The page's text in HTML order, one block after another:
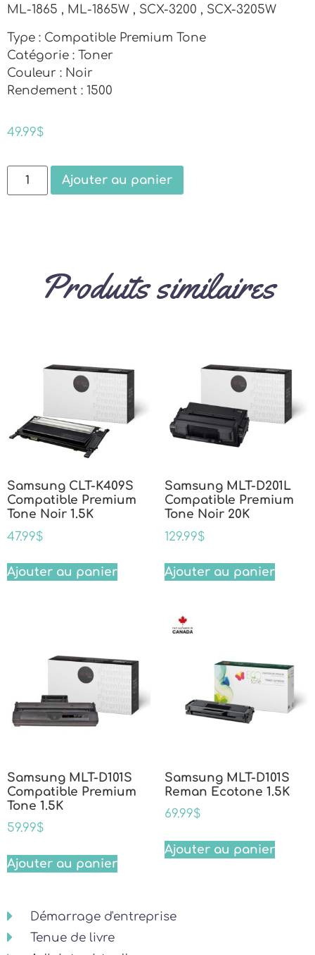
ML-1865 , ML-1865W , SCX-3200 , SCX-3205W
Type : Compatible Premium Tone
Catégorie : Toner
Couleur : Noir
Rendement : 1500
49.99$
Ajouter au panier
Produits similaires
Samsung CLT-K409S
Compatible Premium
Tone Noir 1.5K
47.99$
Ajouter au panier
Samsung MLT-D201L
Compatible Premium
Tone Noir 20K
129.99$
Ajouter au panier
Samsung MLT-D101S
Compatible Premium
Tone 1.5K
59.99$
Ajouter au panier
Samsung MLT-D101S
Reman Ecotone 1.5K
69.99$
Ajouter au panier
Démarrage d'entreprise
Tenue de livre